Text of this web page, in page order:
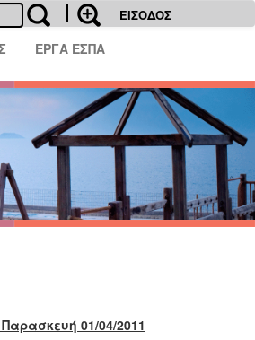
ΕΙΣΟΔΟΣ
ΕΡΓΑ ΕΣΠΑ
01/04/2011